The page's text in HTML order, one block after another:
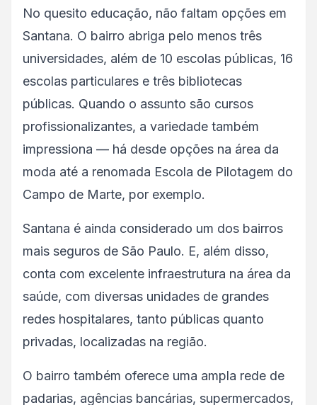
No quesito educação, não faltam opções em
Santana. O bairro abriga pelo menos três
universidades, além de 10 escolas públicas, 16
escolas particulares e três bibliotecas
públicas. Quando o assunto são cursos
profissionalizantes, a variedade também
impressiona — há desde opções na área da
moda até a renomada Escola de Pilotagem do
Campo de Marte, por exemplo.
Santana é ainda considerado um dos bairros
mais seguros de São Paulo. E, além disso,
conta com excelente infraestrutura na área da
saúde, com diversas unidades de grandes
redes hospitalares, tanto públicas quanto
privadas, localizadas na região.
O bairro também oferece uma ampla rede de
padarias, agências bancárias, supermercados,